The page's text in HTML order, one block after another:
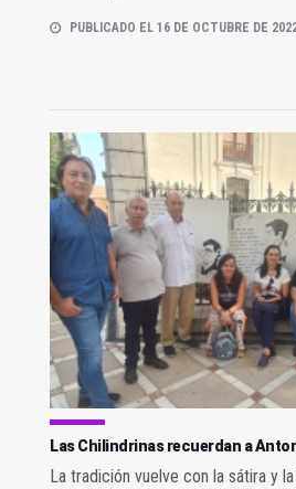
PUBLICADO EL 16 DE OCTUBRE DE
Las Chilindrinas recuerdan a
La tradición vuelve con la sátira y